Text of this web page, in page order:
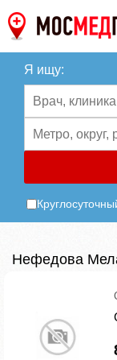
Я ищу:
Нефедова